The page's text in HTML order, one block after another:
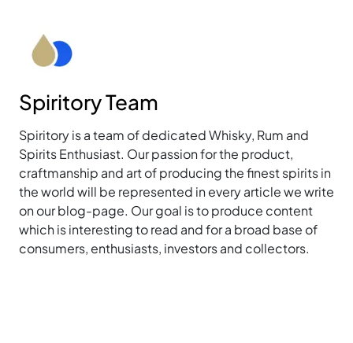
Spiritory Team
Spiritory is a team of dedicated Whisky, Rum and
Spirits Enthusiast. Our passion for the product,
craftmanship and art of producing the finest spirits in
the world will be represented in every article we write
on our blog-page. Our goal is to produce content
which is interesting to read and for a broad base of
consumers, enthusiasts, investors and collectors.